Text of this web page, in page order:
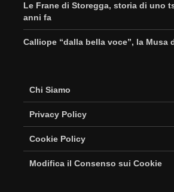
Le Frane di Storegga, storia di uno
anni fa
Calliope “dalla bella voce”, la Musa
Chi Siamo
Privacy Policy
Cookie Policy
Modifica il Consenso sui Cookie